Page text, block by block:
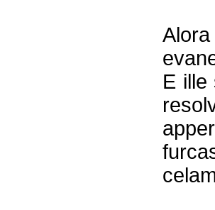
E ille